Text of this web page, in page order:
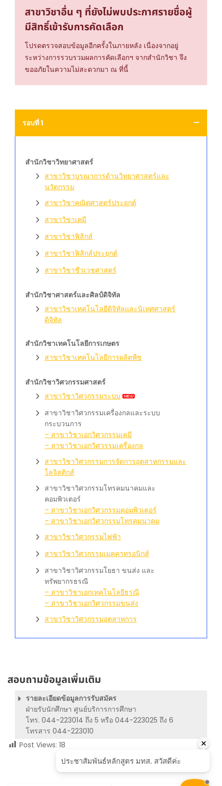
สาขาวิชาอื่น ๆ ที่ยังไม่พบประกาศรายชื่อผู้
มีสิทธิ์เข้ารับการคัดเลือก
โปรดตรวจสอบข้อมูลอีกครั้งในภายหลัง เนื่องจากอยู่
ระหว่างการรวบรวมผลการคัดเลือกฯ จากสำนักวิชา จึง
ขออภัยในความไม่สะดวกมา ณ ที่นี้
รอบที่ 1
สำนักวิชาวิทยาศาสตร์
สาขาวิชาบูรณาการด้านวิทยาศาสตร์และ
นวัตกรรม
สาขาวิชาคณิตศาสตร์ประยุกต์
สาขาวิชาเคมี
สาขาวิชาฟิสิกส์
สาขาวิชาฟิสิกส์ประยุกต์
สาขาวิชาชีวเวชศาสตร์
สำนักวิชาศาสตร์และศิลป์ดิจิทัล
สาขาวิชาเทคโนโลยีดิจิทัลและนิเทศศาสตร์
ดิจิทัล
สำนักวิชาเทคโนโลยีการเกษตร
สาขาวิชาเทคโนโลยีการผลิตพืช
สำนักวิชาวิศวกรรมศาสตร์
สาขาวิชาวิศวกรรมระบบ
สาขาวิชาวิศวกรรมเครื่องกลและระบบ
กระบวนการ
– สาขาวิชาเอกวิศวกรรมเคมี
– สาขาวิชาเอกวิศวรรมเครื่องกล
สาขาวิชาวิศวกรรมการจัดการอุตสาหกรรมและ
โลจิสติกส์
สาขาวิชาวิศวกรรมโทรคมนาคมและ
คอมพิวเตอร์
– สาขาวิชาเอกวิศวกรรมคอมพิวเตอร์
– สาขาวิชาเอกวิศวกรรมโทรคมนาคม
สาขาวิชาวิศวกรรมไฟฟ้า
สาขาวิชาวิศวกรรมเมคคาทรอนิกส์
สาขาวิชาวิศวกรรมโยธา ขนส่ง และ
ทรัพยากรธรณี
– สาขาวิชาเอกเทคโนโลยีธรณี
– สาขาวิชาเอกวิศวกรรมขนส่ง
สาขาวิชาวิศวกรรมอุตสาหการ
สอบถามข้อมูลเพิ่มเติม
รายละเอียดข้อมูลการรับสมัคร
ฝ่ายรับนักศึกษา ศูนย์บริการการศึกษา
โทร. 044-223014 ถึง 5 หรือ 044-223025 ถึง 6
โทรสาร 044-223010
Post Views: 18